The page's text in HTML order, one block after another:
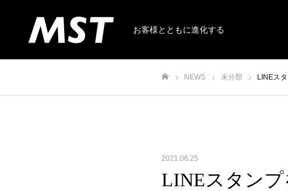
お客様とともに進化する
NEWS 未分類 LINEス
2021.06.25
LINEスタン